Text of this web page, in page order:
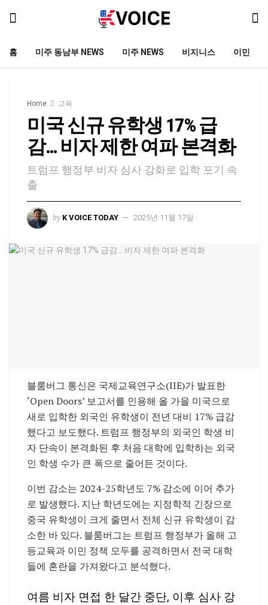
홈 미주 동남부 NEWS 미주 NEWS 비지니스 이민
Home 교육
미국 신규 유학생 17% 급
감… 비자 제한 여파 본격화
트럼프 행정부 비자 심사 강화로 입학 포기 속
출
by K VOICE TODAY 2025년 11월 17일
블룸버그 통신은 국제교육연구소(IIE)가 발표한
‘Open Doors’ 보고서를 인용해 올 가을 미국으로
새로 입학한 외국인 유학생이 전년 대비 17% 급감
했다고 보도했다. 트럼프 행정부의 외국인 학생 비
자 단속이 본격화된 후 처음 대학에 입학하는 외국
인 학생 수가 큰 폭으로 줄어든 것이다.
이번 감소는 2024-25학년도 7% 감소에 이어 추가
로 발생했다. 지난 학년도에는 지정학적 긴장으로
중국 유학생이 크게 줄면서 전체 신규 유학생이 감
소한 바 있다. 블룸버그는 트럼프 행정부가 올해 고
등교육과 이민 정책 모두를 공격하면서 전국 대학
들에 혼란을 가져왔다고 분석했다.
여름 비자 면접 한 달간 중단, 이후 심사 강